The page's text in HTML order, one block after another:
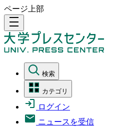
ページ上部
density_medium
検索
カテゴリ
ログイン
ニュースを受信